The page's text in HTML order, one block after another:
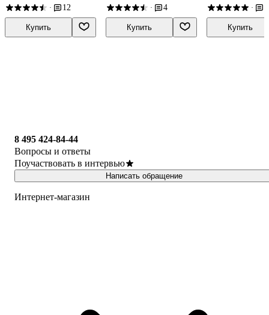
· 12
Купить
· 4
Купить
·
Купить
8 495 424-84-44
Вопросы и ответы
Поучаствовать в интервью
Написать обращение
Интернет-магазин